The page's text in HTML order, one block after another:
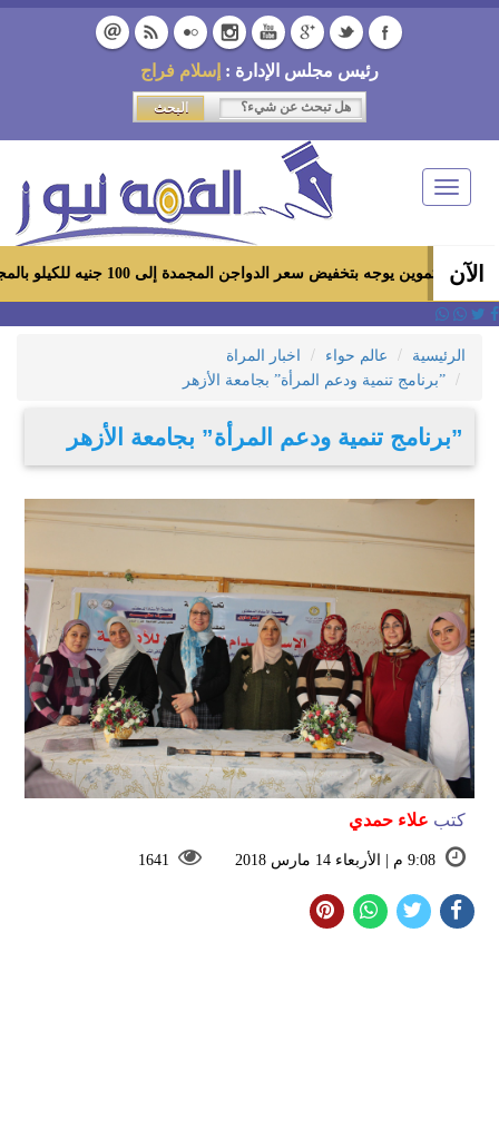
رئيس مجلس الإدارة : إسلام فراج
Toggle
navigation
الآن
يوجه بتخفيض سعر الدواجن المجمدة إلى 100 جنيه للكيلو بالمجمعات الاستهلاكية ومعارض «أهلاً رمضان»
الرئيسية عالم حواء
اخبار المراة
”برنامج تنمية ودعم المرأة” بجامعة الأزهر
”برنامج تنمية ودعم المرأة” بجامعة الأزهر
كتب علاء حمدي
9:08 م | الأربعاء 14 مارس 2018 1641